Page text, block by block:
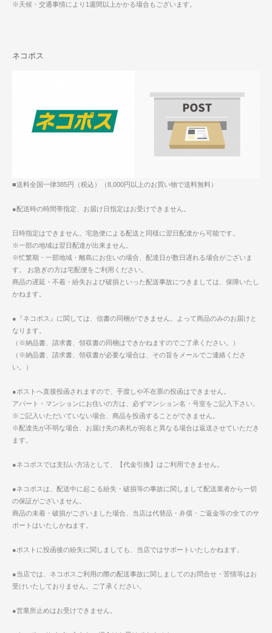
※天候・交通事情により1週間以上かかる場合もございます。
ネコポス
■送料全国一律385円（税込）（8,000円以上のお買い物で送料無料）
●配送時の時間帯指定、お届け日指定はお受けできません。
日時指定はできません。宅急便による配送と同様に翌日配達から可能です。
※一部の地域は翌日配達が出来ません。
※忙繁期・一部地域・離島にお住いの場合、配達日が数日遅れる場合がございま
す。 お急ぎの方は宅配便をご利用ください。
商品の遅延・不着・紛失および破損といった配送事故につきましては、保障いたし
かねます。
●『ネコポス』に関しては、信書の同梱ができません。よって商品のみのお届けと
なります。
（※納品書、請求書、領収書の同梱はできかねますのでご了承ください。）
（※納品書、請求書、領収書が必要な場合は、その旨をメールでご連絡くださ
い。）
●ポストへ直接投函されますので、手渡しや不在票の投函はできません。
アパート・マンションにお住いの方は、必ずマンション名・号室をご記入下さい。
※ご記入いただいていない場合、商品を投函することができません。
※配達先が不明な場合、お届け先の表札が宛名と異なる場合は返送させていただき
ます。
●ネコポスでは支払い方法として、【代金引換】はご利用できません。
●ネコポスは、配送中に起こる紛失・破損等の事故に関しまして配送業者から一切
の保証がございません。
商品の未着・破損がございました場合、当店は代替品・弁償・ご返金等の全てのサ
ポートはいたしかねます。
●ポストに投函後の紛失に関しましても、当店ではサポートいたしかねます。
●当店では、ネコポスご利用の際の配送事故に関しましてのお問合せ・苦情等はお
受けいたしておりません。ご了承ください。
●営業所止めはお受けできません。